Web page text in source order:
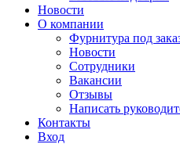
Новости
О компании
Фурнитура под
Новости
Сотрудники
Вакансии
Отзывы
Написать
Контакты
Вход